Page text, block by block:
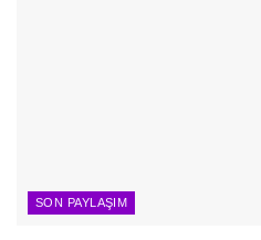
SON PAYLAŞIM